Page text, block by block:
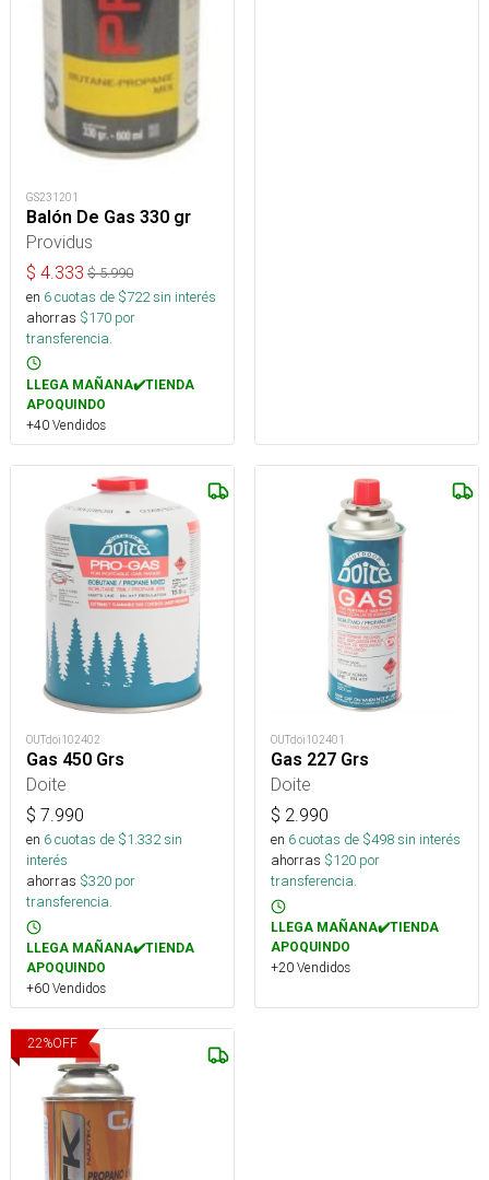
GS231201
Balón De Gas 330 gr
Providus
$ 4.333 $5.990
en 6cuotas de $722sin interés
ahorras $170 por
transferencia.
LLEGA MAÑANA✔️TIENDA
APOQUINDO
+40 Vendidos
OUTdoi102402
Gas 450 Grs
Doite
$ 7.990
en 6cuotas de $1.332sin
interés
ahorras $320 por
transferencia.
LLEGA MAÑANA✔️TIENDA
APOQUINDO
+60 Vendidos
OUTdoi102401
Gas 227 Grs
Doite
$ 2.990
en 6cuotas de $498sin interés
ahorras $120 por
transferencia.
LLEGA MAÑANA✔️TIENDA
APOQUINDO
+20 Vendidos
22%OFF